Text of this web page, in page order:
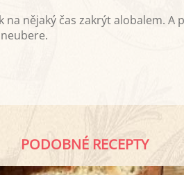
na nějaký čas zakrýt alobalem. A
PODOBNÉ RECEPTY